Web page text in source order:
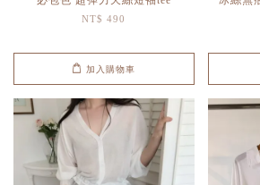
NT$ 490
加入購物車